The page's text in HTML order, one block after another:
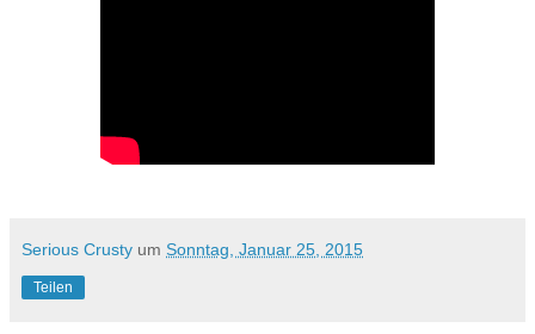
Serious Crusty um Sonntag, Januar 25, 2015
Teilen